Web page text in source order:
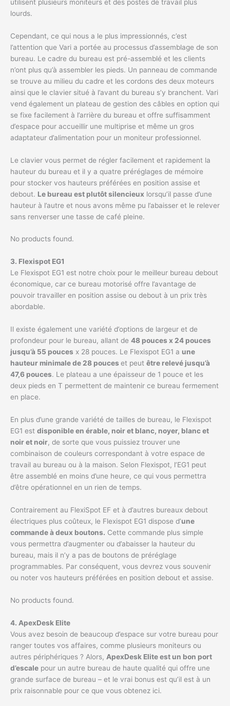
utilisent plusieurs moniteurs et des postes de travail plus
lourds.
Cependant, ce qui nous a le plus impressionnés, c’est
l’attention que Vari a portée au processus d’assemblage de son
bureau. Le cadre du bureau est pré-assemblé et les clients
n’ont plus qu’à assembler les pieds. Un panneau de commande
se trouve au milieu du cadre et les cordons des deux moteurs
ainsi que le clavier situé à l’avant du bureau s’y branchent. Vari
vend également un plateau de gestion des câbles en option qui
se fixe facilement à l’arrière du bureau et offre suffisamment
d’espace pour accueillir une multiprise et même un gros
adaptateur d’alimentation pour un moniteur professionnel.
Le clavier vous permet de régler facilement et rapidement la
hauteur du bureau et il y a quatre préréglages de mémoire
pour stocker vos hauteurs préférées en position assise et
debout. Le bureau est plutôt silencieux lorsqu’il passe d’une
hauteur à l’autre et nous avons même pu l’abaisser et le relever
sans renverser une tasse de café pleine.
No products found.
3. Flexispot EG1
Le Flexispot EG1 est notre choix pour le meilleur bureau debout
économique, car ce bureau motorisé offre l’avantage de
pouvoir travailler en position assise ou debout à un prix très
abordable.
Il existe également une variété d’options de largeur et de
profondeur pour le bureau, allant de 48 pouces x 24 pouces
jusqu’à 55 pouces x 28 pouces. Le Flexispot EG1 a une
hauteur minimale de 28 pouces et peut être relevé jusqu’à
47,6 pouces. Le plateau a une épaisseur de 1 pouce et les
deux pieds en T permettent de maintenir ce bureau fermement
en place.
En plus d’une grande variété de tailles de bureau, le Flexispot
EG1 est disponible en érable, noir et blanc, noyer, blanc et
noir et noir, de sorte que vous puissiez trouver une
combinaison de couleurs correspondant à votre espace de
travail au bureau ou à la maison. Selon Flexispot, l’EG1 peut
être assemblé en moins d’une heure, ce qui vous permettra
d’être opérationnel en un rien de temps.
Contrairement au FlexiSpot EF et à d’autres bureaux debout
électriques plus coûteux, le Flexispot EG1 dispose d’une
commande à deux boutons. Cette commande plus simple
vous permettra d’augmenter ou d’abaisser la hauteur du
bureau, mais il n’y a pas de boutons de préréglage
programmables. Par conséquent, vous devrez vous souvenir
ou noter vos hauteurs préférées en position debout et assise.
No products found.
4. ApexDesk Elite
Vous avez besoin de beaucoup d’espace sur votre bureau pour
ranger toutes vos affaires, comme plusieurs moniteurs ou
autres périphériques ? Alors, ApexDesk Elite est un bon port
d’escale pour un autre bureau de haute qualité qui offre une
grande surface de bureau – et le vrai bonus est qu’il est à un
prix raisonnable pour ce que vous obtenez ici.